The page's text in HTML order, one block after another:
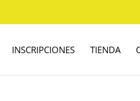
INSCRIPCIONES TIENDA